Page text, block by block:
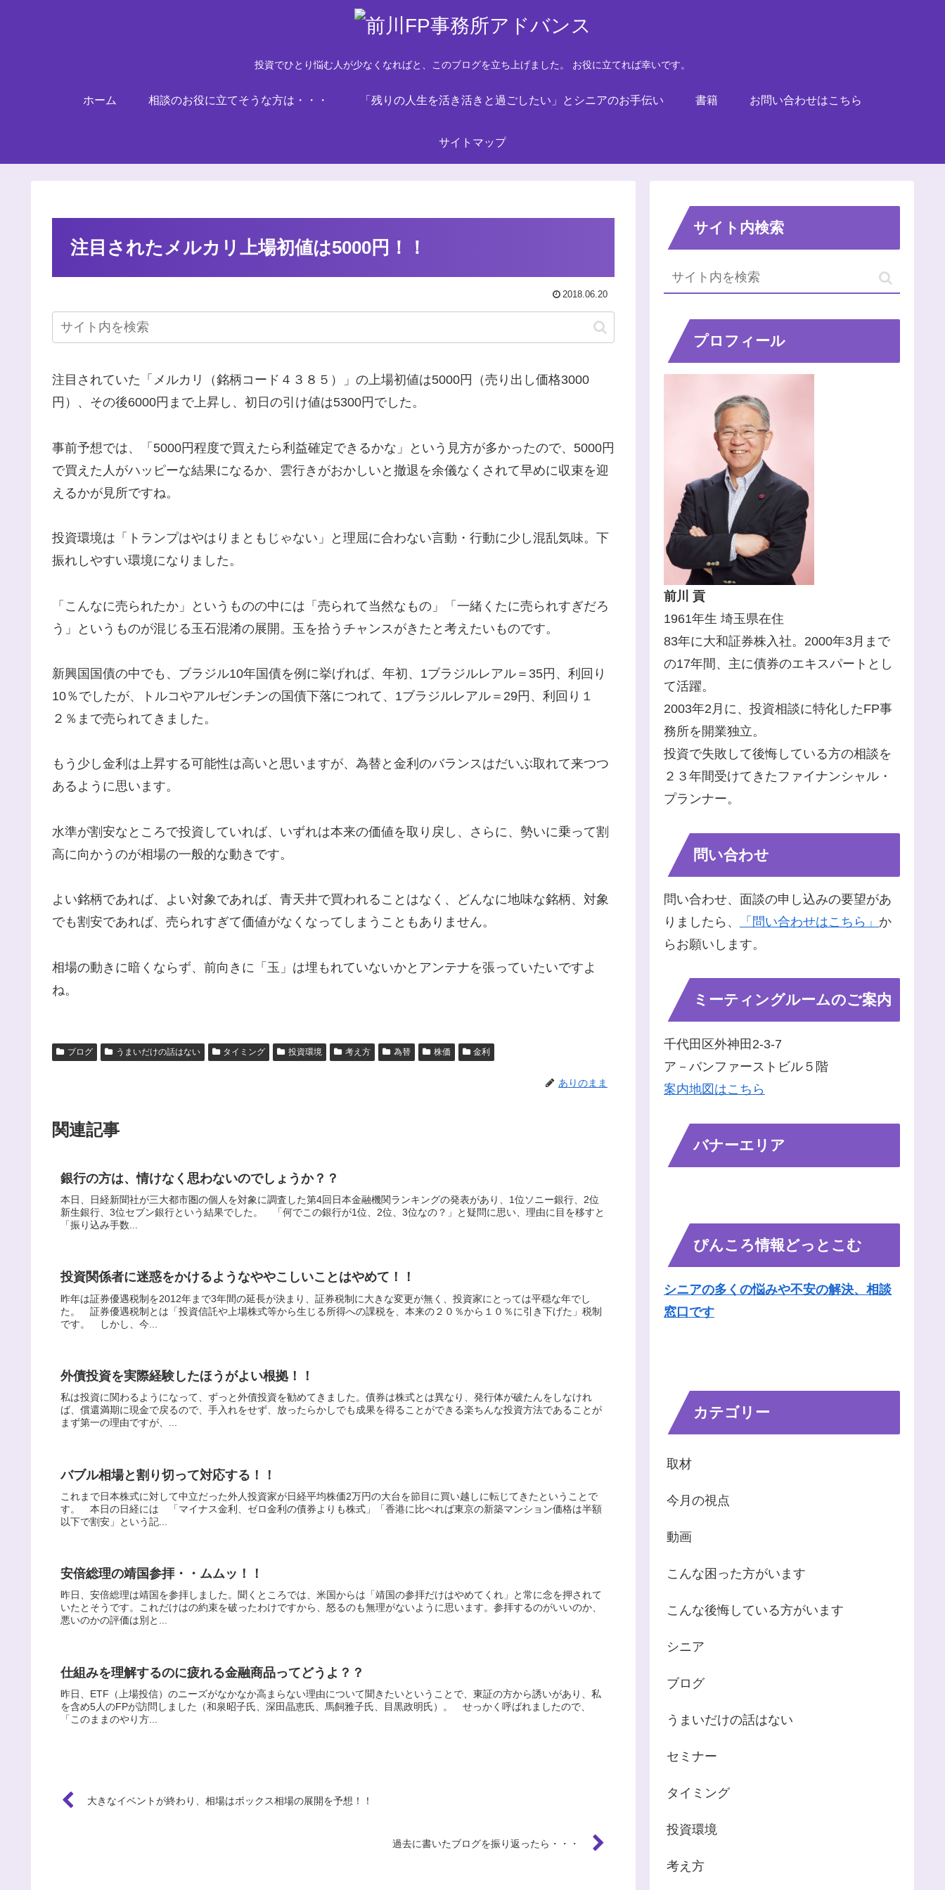
投資でひとり悩む人が少なくなればと、このブログを立ち上げました。 お役に立てれば幸いです。
ホーム 相談のお役に立てそうな方は・・・ 「残りの人生を活き活きと過ごしたい」とシニアのお手伝い 書籍 お問い合わせはこちら
サイトマップ
注目されたメルカリ上場初値は5000円！！
2018.06.20
注目されていた「メルカリ（銘柄コード４３８５）」の上場初値は5000円（売り出し価格3000
円）、その後6000円まで上昇し、初日の引け値は5300円でした。
事前予想では、「5000円程度で買えたら利益確定できるかな」という見方が多かったので、5000円
で買えた人がハッピーな結果になるか、雲行きがおかしいと撤退を余儀なくされて早めに収束を迎
えるかが見所ですね。
投資環境は「トランプはやはりまともじゃない」と理屈に合わない言動・行動に少し混乱気味。下
振れしやすい環境になりました。
「こんなに売られたか」というものの中には「売られて当然なもの」「一緒くたに売られすぎだろ
う」というものが混じる玉石混淆の展開。玉を拾うチャンスがきたと考えたいものです。
新興国国債の中でも、ブラジル10年国債を例に挙げれば、年初、1ブラジルレアル＝35円、利回り
10％でしたが、トルコやアルゼンチンの国債下落につれて、1ブラジルレアル＝29円、利回り１
２％まで売られてきました。
もう少し金利は上昇する可能性は高いと思いますが、為替と金利のバランスはだいぶ取れて来つつ
あるように思います。
水準が割安なところで投資していれば、いずれは本来の価値を取り戻し、さらに、勢いに乗って割
高に向かうのが相場の一般的な動きです。
よい銘柄であれば、よい対象であれば、青天井で買われることはなく、どんなに地味な銘柄、対象
でも割安であれば、売られすぎて価値がなくなってしまうこともありません。
相場の動きに暗くならず、前向きに「玉」は埋もれていないかとアンテナを張っていたいですよ
ね。
ブログ うまいだけの話はない タイミング 投資環境 考え方 為替 株価 金利
ありのまま
関連記事
銀行の方は、情けなく思わないのでしょうか？？
本日、日経新聞社が三大都市圏の個人を対象に調査した第4回日本金融機関ランキングの発表があり、1位ソニー銀行、2位
新生銀行、3位セブン銀行という結果でした。 「何でこの銀行が1位、2位、3位なの？」と疑問に思い、理由に目を移すと
「振り込み手数...
投資関係者に迷惑をかけるようなややこしいことはやめて！！
昨年は証券優遇税制を2012年まで3年間の延長が決まり、証券税制に大きな変更が無く、投資家にとっては平穏な年でし
た。 証券優遇税制とは「投資信託や上場株式等から生じる所得への課税を、本来の２０％から１０％に引き下げた」税制
です。 しかし、今...
外債投資を実際経験したほうがよい根拠！！
私は投資に関わるようになって、ずっと外債投資を勧めてきました。債券は株式とは異なり、発行体が破たんをしなけれ
ば、償還満期に現金で戻るので、手入れをせず、放ったらかしでも成果を得ることができる楽ちんな投資方法であることが
まず第一の理由ですが、...
バブル相場と割り切って対応する！！
これまで日本株式に対して中立だった外人投資家が日経平均株価2万円の大台を節目に買い越しに転じてきたということで
す。 本日の日経には 「マイナス金利、ゼロ金利の債券よりも株式」「香港に比べれば東京の新築マンション価格は半額
以下で割安」という記...
安倍総理の靖国参拝・・ムムッ！！
昨日、安倍総理は靖国を参拝しました。聞くところでは、米国からは「靖国の参拝だけはやめてくれ」と常に念を押されて
いたとそうです。これだけはの約束を破ったわけですから、怒るのも無理がないように思います。参拝するのがいいのか、
悪いのかの評価は別と...
仕組みを理解するのに疲れる金融商品ってどうよ？？
昨日、ETF（上場投信）のニーズがなかなか高まらない理由について聞きたいということで、東証の方から誘いがあり、私
を含め5人のFPが訪問しました（和泉昭子氏、深田晶恵氏、馬飼雅子氏、目黒政明氏）。 せっかく呼ばれましたので、
「このままのやり方...
大きなイベントが終わり、相場はボックス相場の展開を予想！！
過去に書いたブログを振り返ったら・・・
サイト内検索
プロフィール
前川 貢
1961年生 埼玉県在住
83年に大和証券株入社。2000年3月まで
の17年間、主に債券のエキスパートとし
て活躍。
2003年2月に、投資相談に特化したFP事
務所を開業独立。
投資で失敗して後悔している方の相談を
２３年間受けてきたファイナンシャル・
プランナー。
問い合わせ
問い合わせ、面談の申し込みの要望があ
りましたら、
「問い合わせはこちら」 か
らお願いします。
ミーティングルームのご案内
千代田区外神田2-3-7
ア－バンファーストビル５階
案内地図はこちら
バナーエリア
ぴんころ情報どっとこむ
シニアの多くの悩みや不安の解決、相談
窓口です
カテゴリー
取材
今月の視点
動画
こんな困った方がいます
こんな後悔している方がいます
シニア
ブログ
うまいだけの話はない
セミナー
タイミング
投資環境
考え方